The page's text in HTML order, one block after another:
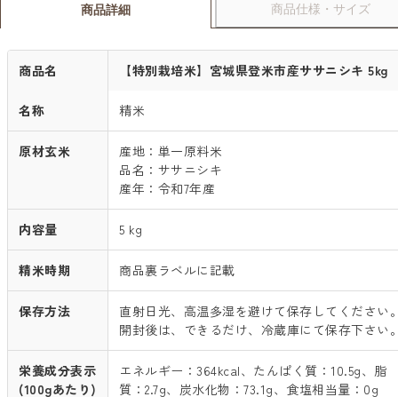
商品詳細 商品仕様・サイズ
商品名 【特別栽培米】宮城県登米市産ササニシキ 5kg
名称 精米
原材玄米
産地：単一原料米
品名：ササニシキ
産年：令和7年産
内容量 5 kg
精米時期 商品裏ラベルに記載
保存方法
直射日光、高温多湿を避けて保存してください
開封後は、できるだけ、冷蔵庫にて保存下さい
栄養成分表示
(100gあたり)
エネルギー：364kcal、たんぱく質：10.5g、脂
質：2.7g、炭水化物：73.1g、食塩相当量：0g